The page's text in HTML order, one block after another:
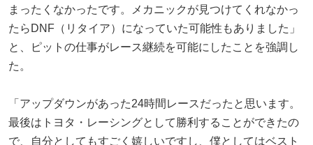
まったくなかったです。メカニックが見つけてくれなかっ
たらDNF（リタイア）になっていた可能性もありました」
と、ピットの仕事がレース継続を可能にしたことを強調し
た。
「アップダウンがあった24時間レースだったと思います。
最後はトヨタ・レーシングとして勝利することができたの
で、自分としてもすごく嬉しいですし、僕としてはベスト